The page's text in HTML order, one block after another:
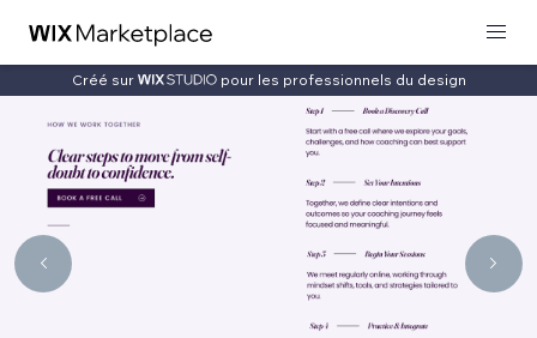
Créé sur pour les professionnels du design